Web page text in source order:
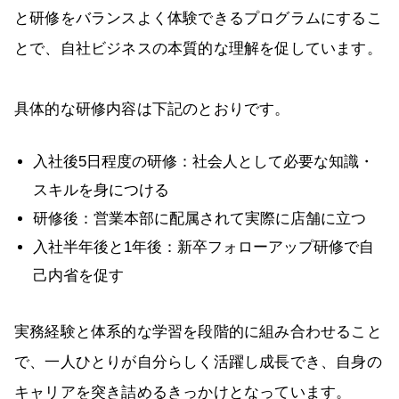
と研修をバランスよく体験できるプログラムにするこ
とで、自社ビジネスの本質的な理解を促しています。
具体的な研修内容は下記のとおりです。
入社後5日程度の研修：社会人として必要な知識・
スキルを身につける
研修後：営業本部に配属されて実際に店舗に立つ
入社半年後と1年後：新卒フォローアップ研修で自
己内省を促す
実務経験と体系的な学習を段階的に組み合わせること
で、一人ひとりが自分らしく活躍し成長でき、自身の
キャリアを突き詰めるきっかけとなっています。